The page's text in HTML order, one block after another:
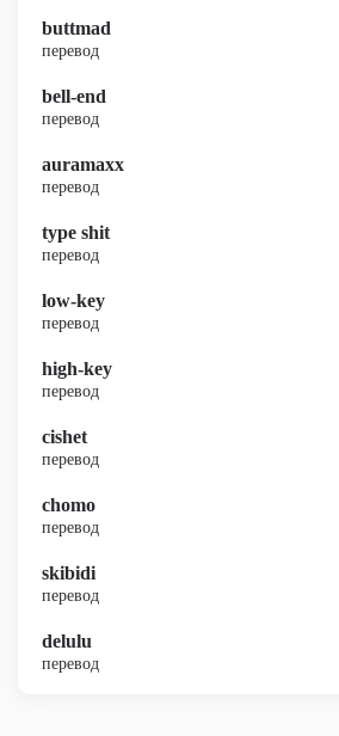
buttmad
перевод
bell-end
перевод
auramaxx
перевод
type shit
перевод
low-key
перевод
high-key
перевод
cishet
перевод
chomo
перевод
skibidi
перевод
delulu
перевод